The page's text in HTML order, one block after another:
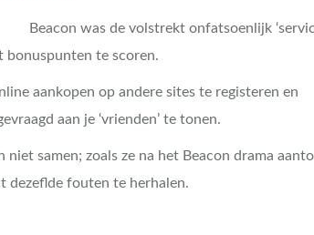
Beacon was de volstrekt onfatsoenlijk
bonuspunten te scoren.
aankopen op andere sites te registeren en
aan je ‘vrienden’ te tonen.
niet samen; zoals ze na het Beacon drama
dezeflde fouten te herhalen.